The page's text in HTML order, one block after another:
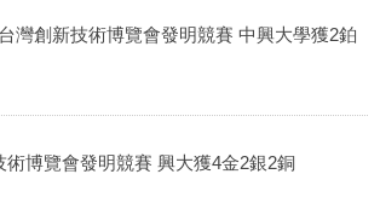
灣創新技術博覽會發明競賽 中興大學獲2鉑
術博覽會發明競賽 興大獲4金2銀2銅